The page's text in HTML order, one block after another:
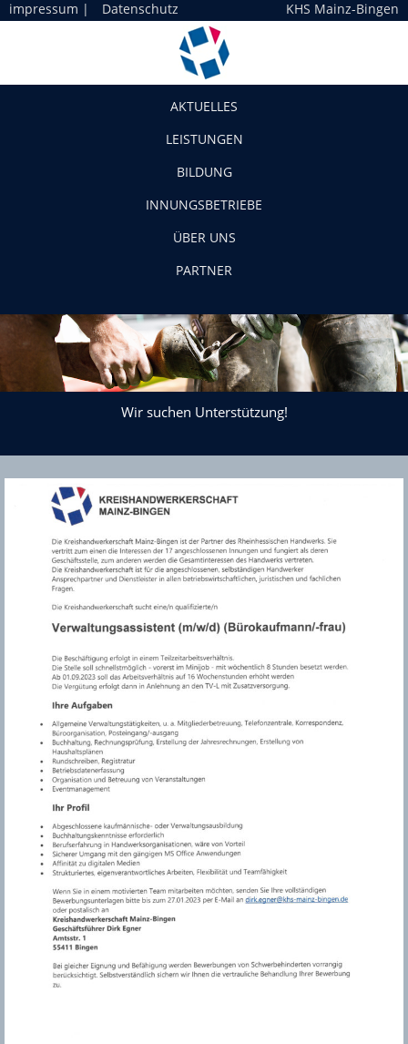
impressum | Datenschutz KHS Mainz-Bingen
AKTUELLES
LEISTUNGEN
BILDUNG
INNUNGSBETRIEBE
ÜBER UNS
PARTNER
Wir suchen Unterstützung!